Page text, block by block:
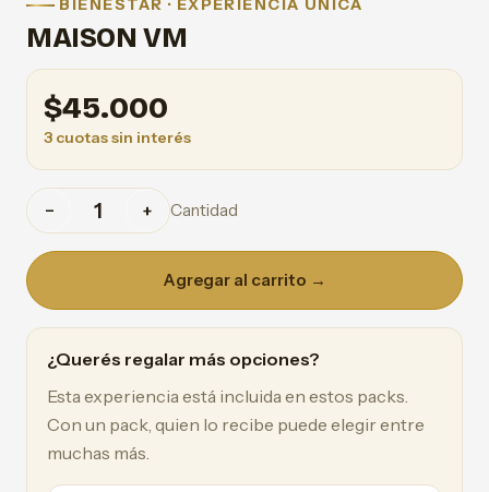
BIENESTAR · EXPERIENCIA ÚNICA
MAISON VM
$45.000
3 cuotas sin interés
− + Cantidad
Agregar al carrito →
¿Querés regalar más opciones?
Esta experiencia está incluida en estos packs.
Con un pack, quien lo recibe puede elegir entre
muchas más.